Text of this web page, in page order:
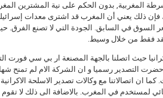
المغربية, بدون الحكم على نية المشترين
فإن ذلك يعني أن المغرب قد اشترى معدات
السوق في السابق. الجودة التي لا تصنع الفرق.
فقط من خلال وسيط.
حيث اتصلنا بالجهة المصنعة ار بي سي فورت
حضرت التصدير رسميا و ان الشركة الام لم تمنح
ان اتصالاتنا مع وكالات تصدير الاسلحة
لمستخدم في المغرب. بالاضافة الى ذلك لا تقوم